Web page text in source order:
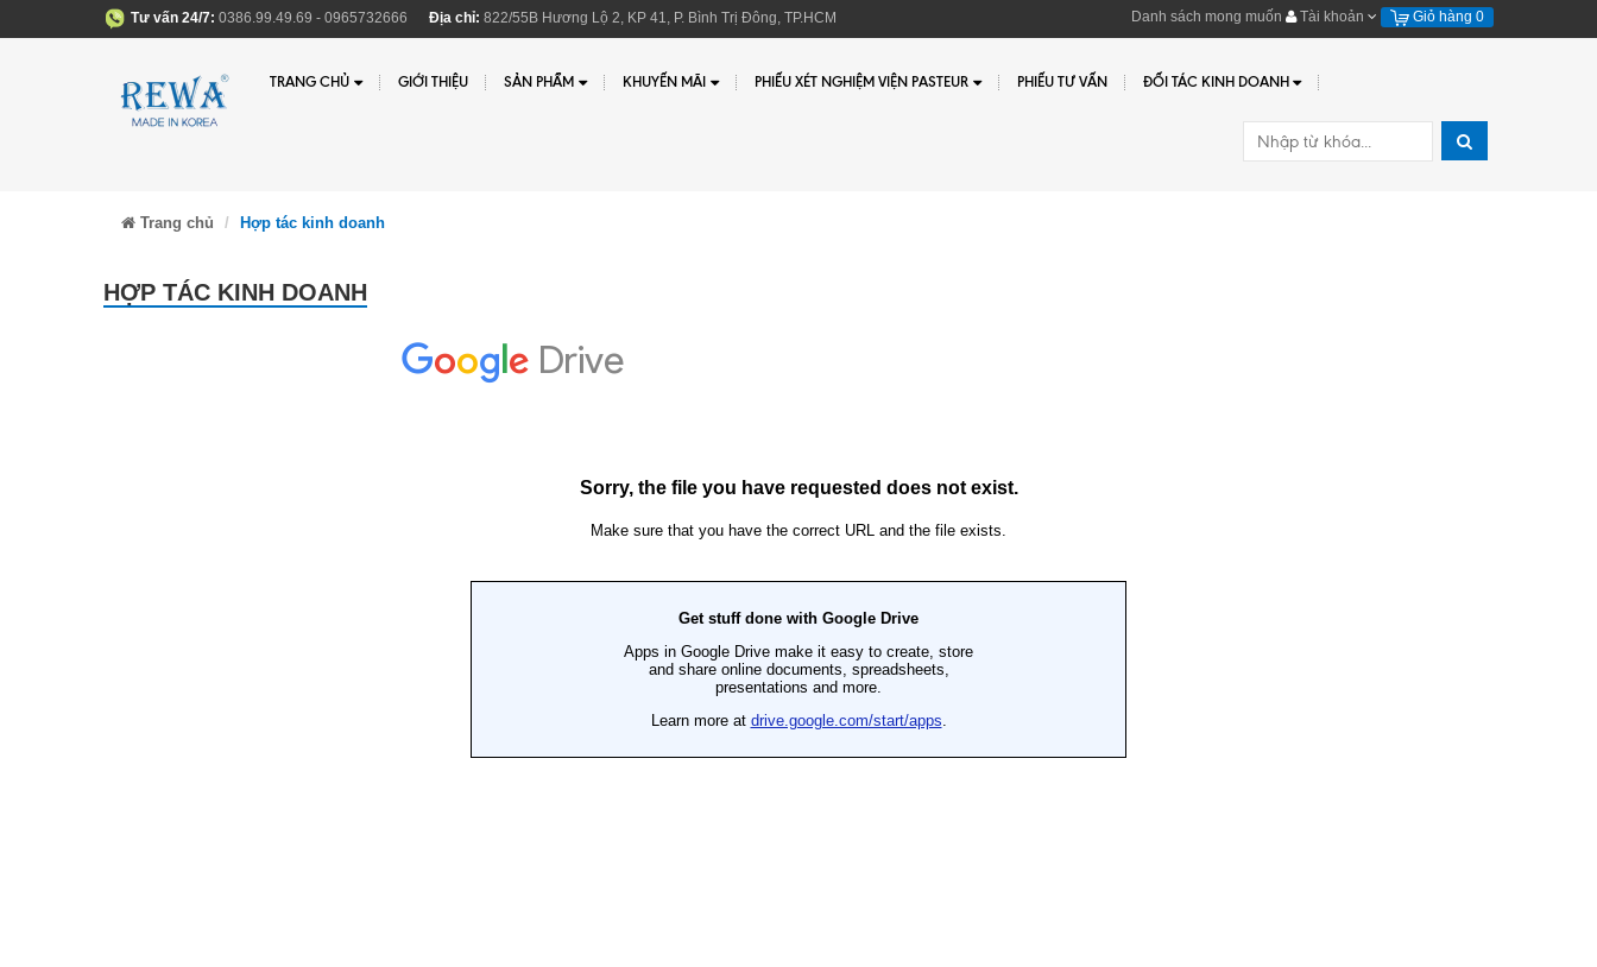
Tư vấn 24/7: 0386.99.49.69 - 0965732666 Địa chỉ: 822/55B Hương Lộ 2, KP 41, P. Bình Trị Đông, TP.HCM Danh sách mong muốn Tài khoản Giỏ hàng 0
TRANG CHỦ GIỚI THIỆU SẢN PHẨM KHUYẾN MÃI PHIẾU XÉT NGHIỆM VIỆN PASTEUR PHIẾU TƯ VẤN ĐỐI TÁC KINH DOANH
Trang chủ Hợp tác kinh doanh
HỢP TÁC KINH DOANH